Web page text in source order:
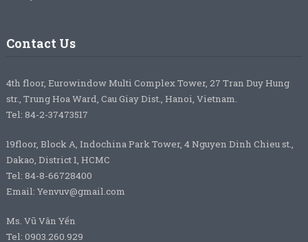
Contact Us
4th floor, Eurowindow Multi Complex Tower, 27 Tran Duy Hung
str., Trung Hoa Ward, Cau Giay Dist., Hanoi, Vietnam.
Tel: 84-2-37473517
19floor, Block A, Indochina Park Tower, 4 Nguyen Dinh Chieu st.,
Dakao, District 1, HCMC
Tel: 84-8-66728400
Email: Yenvuv@gmail.com
Ms. Vũ Vân Yến
Tel: 0903.260.929